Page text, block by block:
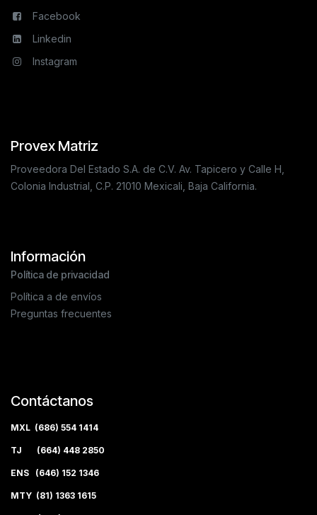
Facebook
Linkedin
Instagram
Provex Matriz
Proveedora Del Estado S.A. de C.V. Av. Tapicero y Calle H,
Colonia Industrial, C.P. 21010 Mexicali, Baja California.
Información
Política de privacidad
Política a de envíos
Preguntas frecuentes
Contáctanos
MXL (686) 554 1414
TJ (664) 448 2850
ENS (646) 152 1346
MTY (81) 1363 1615